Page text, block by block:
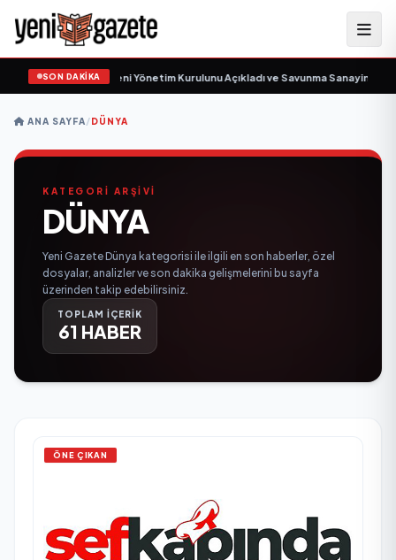
SON DAKİKA
Sanayi AŞ Yeni Yönetim Kurulunu Açıkladı ve Savunma Sanayinde
ANA SAYFA/DÜNYA
KATEGORİ ARŞİVİ
DÜNYA
Yeni Gazete Dünya kategorisi ile ilgili en son haberler, özel
dosyalar, analizler ve son dakika gelişmelerini bu sayfa
üzerinden takip edebilirsiniz.
TOPLAM İÇERİK
61 HABER
ÖNE ÇIKAN